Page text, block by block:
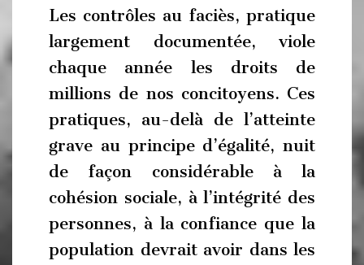
Les contrôles au faciès, pratique
largement documentée, viole
chaque année les droits de
millions de nos concitoyens. Ces
pratiques, au-delà de l’atteinte
grave au principe d’égalité, nuit
de façon considérable à la
cohésion sociale, à l’intégrité des
personnes, à la confiance que la
population devrait avoir dans les